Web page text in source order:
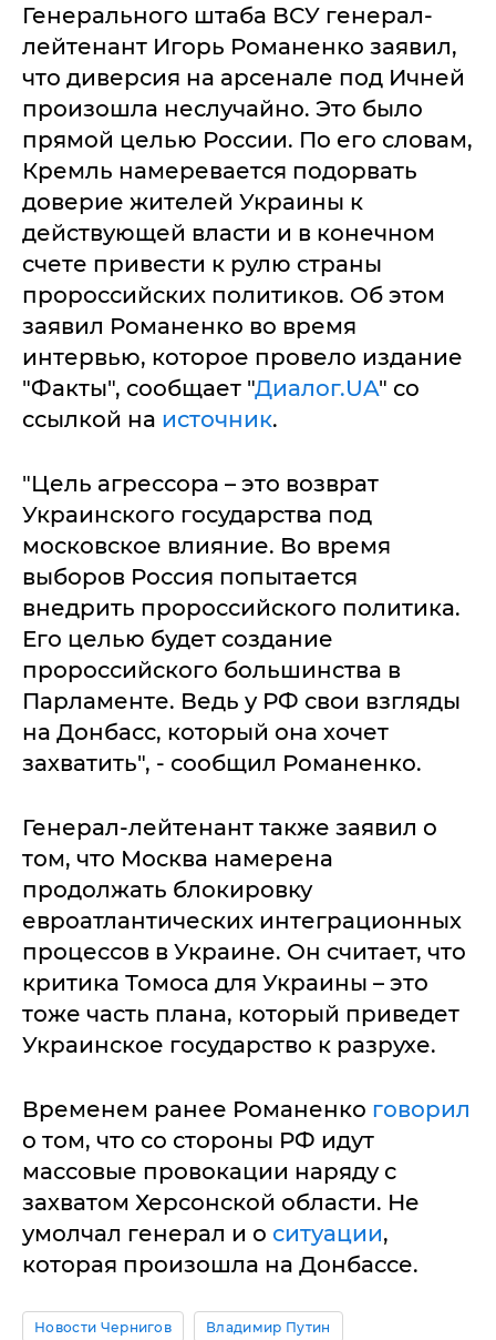
Генерального штаба ВСУ генерал-
лейтенант Игорь Романенко заявил,
что диверсия на арсенале под Ичней
произошла неслучайно. Это было
прямой целью России. По его словам,
Кремль намеревается подорвать
доверие жителей Украины к
действующей власти и в конечном
счете привести к рулю страны
пророссийских политиков. Об этом
заявил Романенко во время
интервью, которое провело издание
"Факты", сообщает "Диалог.UA" со
ссылкой на источник.
"Цель агрессора – это возврат
Украинского государства под
московское влияние. Во время
выборов Россия попытается
внедрить пророссийского политика.
Его целью будет создание
пророссийского большинства в
Парламенте. Ведь у РФ свои взгляды
на Донбасс, который она хочет
захватить", - сообщил Романенко.
Генерал-лейтенант также заявил о
том, что Москва намерена
продолжать блокировку
евроатлантических интеграционных
процессов в Украине. Он считает, что
критика Томоса для Украины – это
тоже часть плана, который приведет
Украинское государство к разрухе.
Временем ранее Романенко говорил
о том, что со стороны РФ идут
массовые провокации наряду с
захватом Херсонской области. Не
умолчал генерал и о ситуации,
которая произошла на Донбассе.
Новости Чернигов Владимир Путин